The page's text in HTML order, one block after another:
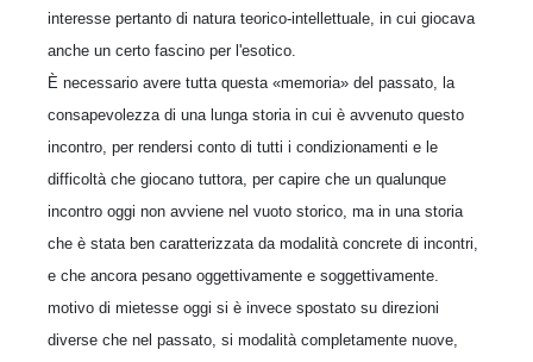
interesse pertanto di natura teorico-intellettuale, in cui giocava
anche un certo fascino per l'esotico.
È necessario avere tutta questa «memoria» del passato, la
consapevolezza di una lunga storia in cui è avvenuto questo
incontro, per rendersi conto di tutti i condizionamenti e le
difficoltà che giocano tuttora, per capire che un qualunque
incontro oggi non avviene nel vuoto storico, ma in una storia
che è stata ben caratterizzata da modalità concrete di incontri,
e che ancora pesano oggettivamente e soggettivamente.
motivo di mietesse oggi si è invece spostato su direzioni
diverse che nel passato, si modalità completamente nuove,